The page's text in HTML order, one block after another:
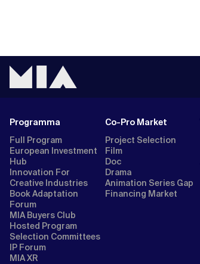
Programma
Full Program
European Investment
Hub
Innovation For
Creative Industries
Book Adaptation
Forum
MIA Buyers Club
Hosted Program
Selection Committees
IP Forum
MIA XR
Co-Pro Market
Project Selection
Film
Doc
Drama
Animation Series Gap
Financing Market